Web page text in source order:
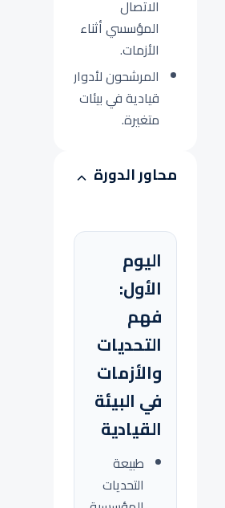
الاتصال
المؤسسي أثناء
الأزمات.
المرشحون لأدوار
قيادية في بيئات
متغيرة.
محاور الدورة
اليوم
الأول:
فهم
التحديات
والأزمات
في البيئة
القيادية
طبيعة
التحديات